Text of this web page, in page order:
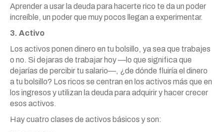
Aprender a usar la deuda para hacerte rico te da un poder
increíble, un poder que muy pocos llegan a experimentar.
3. Activo
Los activos ponen dinero en tu bolsillo, ya sea que trabajes
o no. Si dejaras de trabajar hoy —lo que significa que
dejarías de percibir tu salario—, ¿de dónde fluiría el dinero
a tu bolsillo? Los ricos se centran en los activos más que en
los ingresos y utilizan la deuda para adquirir y hacer crecer
esos activos.
Hay cuatro clases de activos básicos y son: